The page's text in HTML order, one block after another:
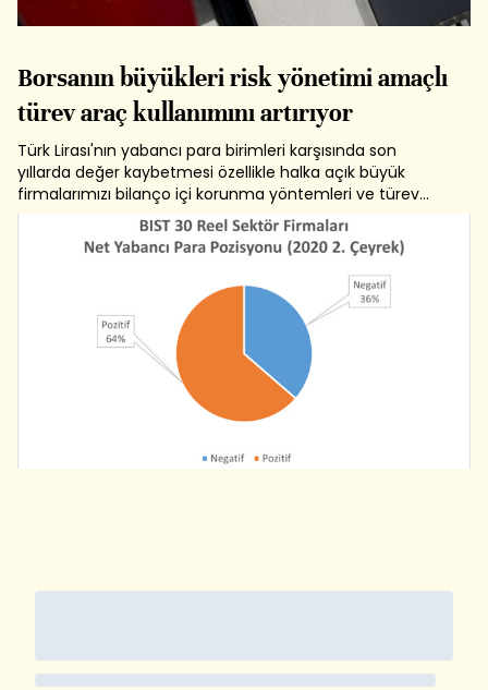
Borsanın büyükleri risk yönetimi amaçlı
türev araç kullanımını artırıyor
Türk Lirası'nın yabancı para birimleri karşısında son
yıllarda değer kaybetmesi özellikle halka açık büyük
firmalarımızı bilanço içi korunma yöntemleri ve türev
araç kullanımıyla risklerini yönetmeye yöneltti. Deriva
Danışmanlık'ın 30 Haziran 2020 tarihli mali tablolar
dikkate alınarak yaptığı son...